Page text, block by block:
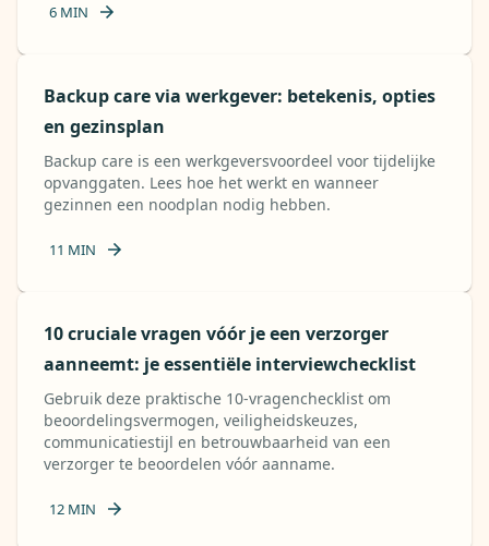
6 MIN
Backup care via werkgever: betekenis, opties
en gezinsplan
Backup care is een werkgeversvoordeel voor tijdelijke
opvanggaten. Lees hoe het werkt en wanneer
gezinnen een noodplan nodig hebben.
11 MIN
10 cruciale vragen vóór je een verzorger
aanneemt: je essentiële interviewchecklist
Gebruik deze praktische 10-vragenchecklist om
beoordelingsvermogen, veiligheidskeuzes,
communicatiestijl en betrouwbaarheid van een
verzorger te beoordelen vóór aanname.
12 MIN